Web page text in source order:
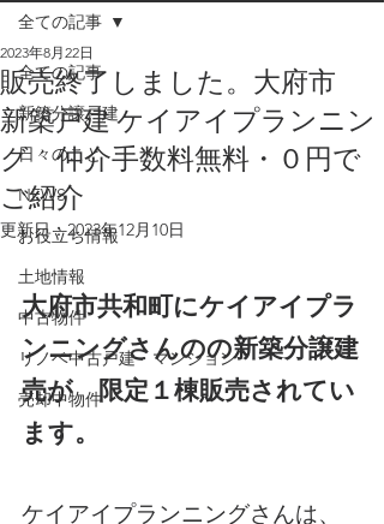
全ての記事
新築分譲戸建
日々のこと
NEWS
お役立ち情報
土地情報
中古物件
リノベ中古戸建・マンション
売却中物件
全ての記事
販売終了しました。大府市
新築戸建 ケイアイプランニン
グ 仲介手数料無料・０円で
ご紹介
2023年8月22日
更新日：2023年12月10日
大府市共和町にケイアイプラ
ンニングさんのの新築分譲建
売が　限定１棟販売されてい
ます。
ケイアイプランニングさんは、